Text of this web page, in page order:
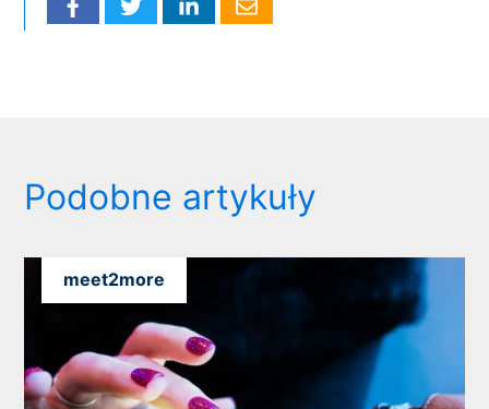
Podobne artykuły
meet2more